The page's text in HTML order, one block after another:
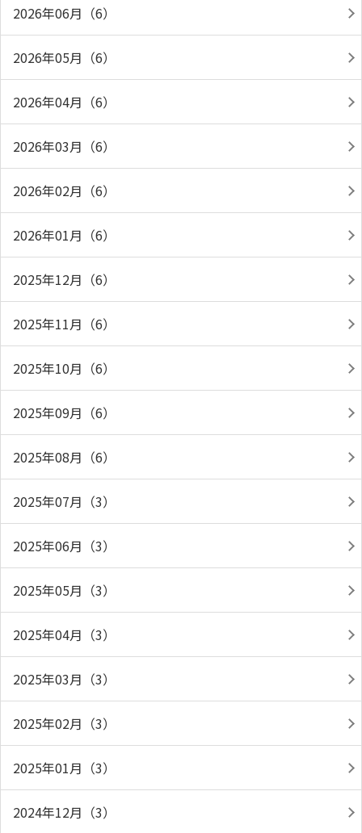
2026年06月（6）
2026年05月（6）
2026年04月（6）
2026年03月（6）
2026年02月（6）
2026年01月（6）
2025年12月（6）
2025年11月（6）
2025年10月（6）
2025年09月（6）
2025年08月（6）
2025年07月（3）
2025年06月（3）
2025年05月（3）
2025年04月（3）
2025年03月（3）
2025年02月（3）
2025年01月（3）
2024年12月（3）